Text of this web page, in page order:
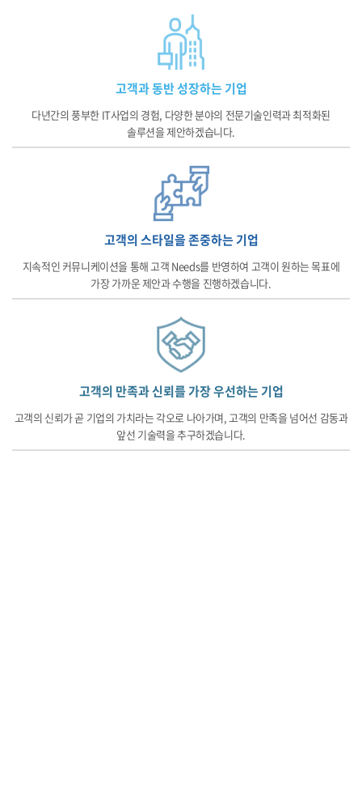
고객과 동반 성장하는 기업
다년간의 풍부한 IT사업의 경험, 다양한 분야의 전문기술인력과 최적화된
솔루션을 제안하겠습니다.
고객의 스타일을 존중하는 기업
지속적인 커뮤니케이션을 통해 고객 Needs를 반영하여 고객이 원하는 목표에
가장 가까운 제안과 수행을 진행하겠습니다.
고객의 만족과 신뢰를 가장 우선하는 기업
고객의 신뢰가 곧 기업의 가치라는 각오로 나아가며, 고객의 만족을 넘어선 감동과
앞선 기술력을 추구하겠습니다.